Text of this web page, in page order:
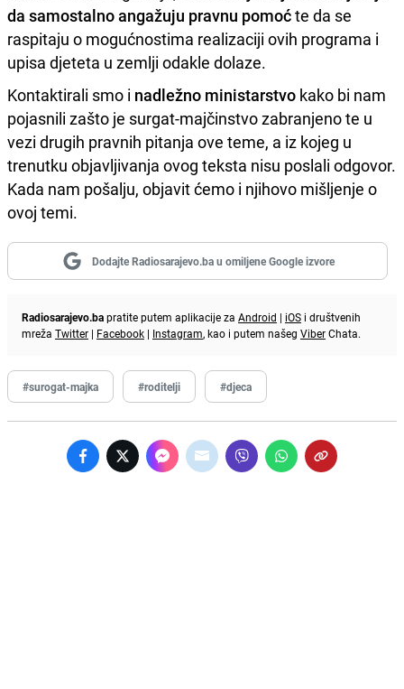
da samostalno angažuju pravnu pomoćte da se
raspitaju o mogućnostima realizaciji ovih programa i
upisa djeteta u zemlji odakle dolaze.
Kontaktirali smo i nadležno ministarstvo kako bi nam
pojasnili zašto je surgat-majčinstvo zabranjeno te u
vezi drugih pravnih pitanja ove teme, a iz kojeg u
trenutku objavljivanja ovog teksta nisu poslali odgovor.
Kada nam pošalju, objavit ćemo i njihovo mišljenje o
ovoj temi.
Dodajte Radiosarajevo.ba u omiljene Google izvore
Radiosarajevo.bapratite putem aplikacije za Android | iOS i društvenih
mreža Twitter | Facebook | Instagram, kao i putem našeg ViberChata.
#surogat-majka #roditelji #djeca